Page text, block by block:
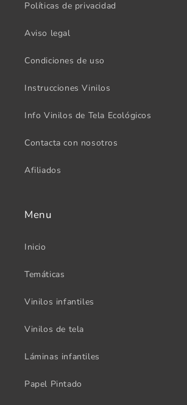
Políticas de privacidad
Aviso legal
Condiciones de uso
Instrucciones Vinilos
Info Vinilos de Tela Ecológicos
Contacta con nosotros
Afiliados
Menu
Inicio
Temáticas
Vinilos infantiles
Vinilos de tela
Láminas infantiles
Papel Pintado